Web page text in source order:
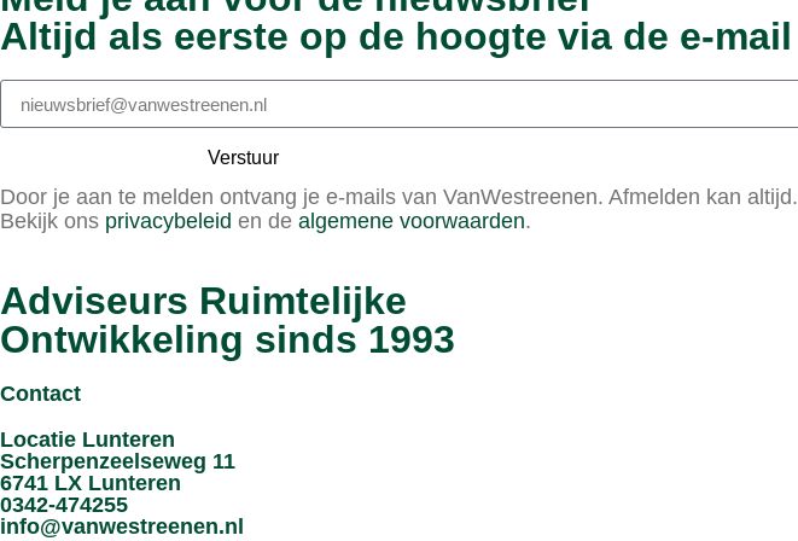
Altijd als eerste op de hoogte via de e-mail
Verstuur
Door je aan te melden ontvang je e-mails van VanWestreenen. Afmelden kan altijd.
Bekijk ons privacybeleid en de algemene voorwaarden.
Adviseurs Ruimtelijke
Ontwikkeling sinds 1993
Contact
Locatie Lunteren
Scherpenzeelseweg 11
6741 LX Lunteren
0342-474255
info@vanwestreenen.nl